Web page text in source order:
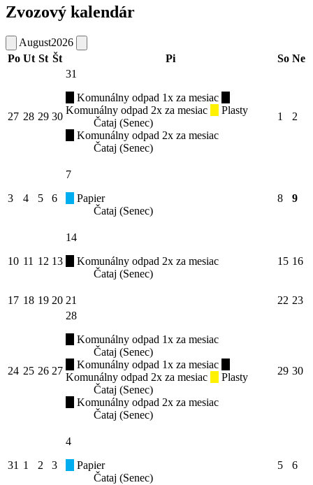
Zvozový kalendár
August2026
Po Ut St Št Pi So Ne
27 28 29 30
31
Komunálny odpad 1x za mesiac
Komunálny odpad 2x za mesiac
Plasty
Čataj (Senec)
Komunálny odpad 2x za mesiac
Čataj (Senec)
1 2
3 4 5 6
7
Papier
Čataj (Senec)
8 9
10 11 12 13
14
Komunálny odpad 2x za mesiac
Čataj (Senec)
15 16
17 18 19 20 21 22 23
24 25 26 27
28
Komunálny odpad 1x za mesiac
Čataj (Senec)
Komunálny odpad 1x za mesiac
Komunálny odpad 2x za mesiac
Plasty
Čataj (Senec)
Komunálny odpad 2x za mesiac
Čataj (Senec)
29 30
31 1 2 3
4
Papier
Čataj (Senec)
5 6